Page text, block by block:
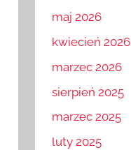
maj 2026
kwiecień 2026
marzec 2026
sierpień 2025
marzec 2025
luty 2025